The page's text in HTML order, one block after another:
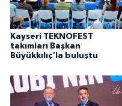
Kayseri TEKNOFEST
takımları Başkan
Büyükkılıç'la buluştu